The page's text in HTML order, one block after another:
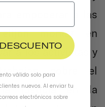
empoderar a las
montar en
a los activistas y
sobre el
la justicia en la
válido solo para
nuevos. Al enviar tu
electrónicos sobre